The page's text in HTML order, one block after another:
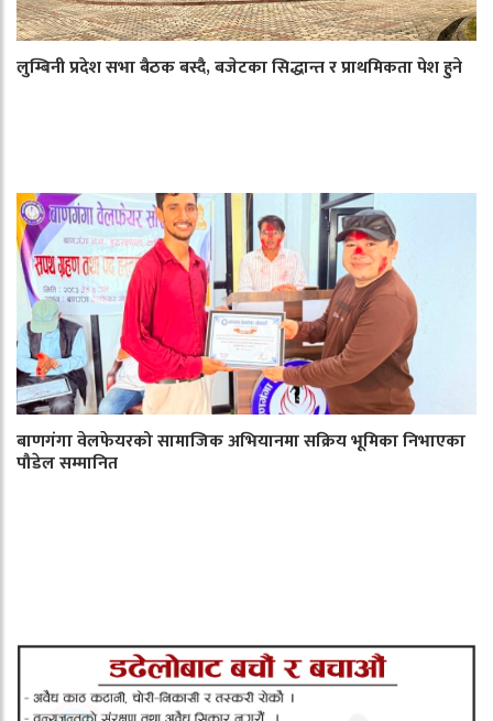
लुम्बिनी प्रदेश सभा बैठक बस्दै, बजेटका सिद्धान्त र प्राथमिकता पेश हुने
बाणगंगा वेलफेयरको सामाजिक अभियानमा सक्रिय भूमिका निभाएका
पौडेल सम्मानित